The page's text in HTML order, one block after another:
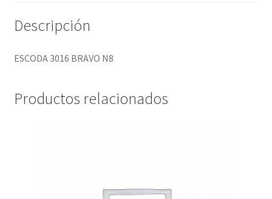
Descripción
ESCODA 3016 BRAVO N8
Productos relacionados